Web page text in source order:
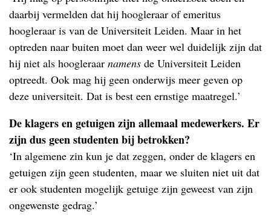
daarbij vermelden dat hij hoogleraar of emeritus
hoogleraar is van de Universiteit Leiden. Maar in het
optreden naar buiten moet dan weer wel duidelijk zijn dat
hij niet als hoogleraar namens de Universiteit Leiden
optreedt. Ook mag hij geen onderwijs meer geven op
deze universiteit. Dat is best een ernstige maatregel.’
De klagers en getuigen zijn allemaal medewerkers. Er
zijn dus geen studenten bij betrokken?
‘In algemene zin kun je dat zeggen, onder de klagers en
getuigen zijn geen studenten, maar we sluiten niet uit dat
er ook studenten mogelijk getuige zijn geweest van zijn
ongewenste gedrag.’